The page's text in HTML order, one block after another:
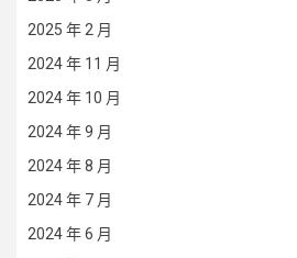
2025 年 2 月
2024 年 11 月
2024 年 10 月
2024 年 9 月
2024 年 8 月
2024 年 7 月
2024 年 6 月